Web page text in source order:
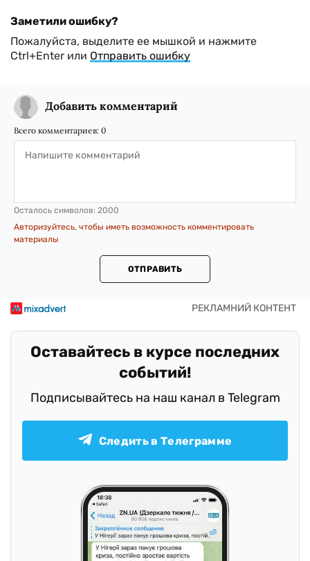
Заметили ошибку?
Пожалуйста, выделите ее мышкой и нажмите
Ctrl+Enter или Отправить ошибку
Добавить комментарий
Всего комментариев: 0
Осталось символов: 2000
Авторизуйтесь, чтобы иметь возможность комментировать
материалы
ОТПРАВИТЬ
Оставайтесь в курсе последних
событий!
Подписывайтесь на наш канал в Telegram
Следить в Телеграмме